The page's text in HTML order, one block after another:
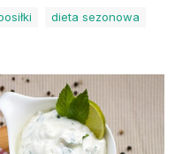
dieta sezonowa